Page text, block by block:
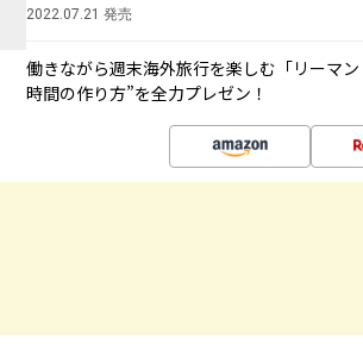
2022.07.21 発売
働きながら週末海外旅行を楽しむ「リーマ
時間の作り方”を全力プレゼン！